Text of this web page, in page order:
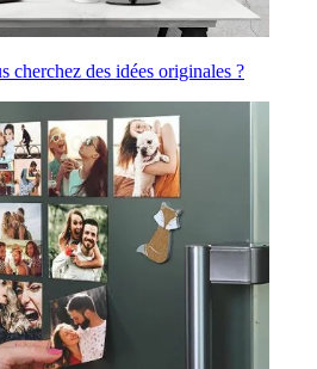
cherchez des idées originales ?